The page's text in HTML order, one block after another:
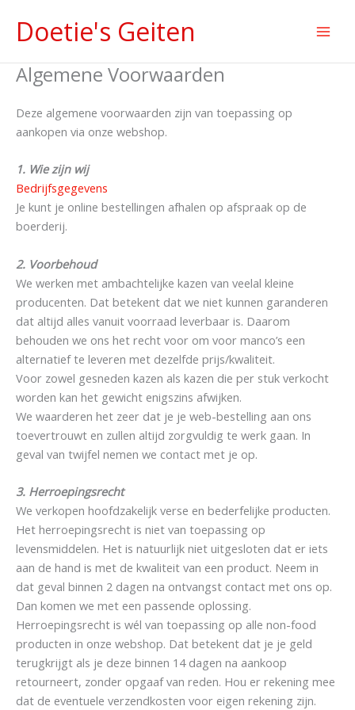
naar
inhoud
Doetie's Geiten
Algemene Voorwaarden
Deze algemene voorwaarden zijn van toepassing op
aankopen via onze webshop.
1. Wie zijn wij
Bedrijfsgegevens
Je kunt je online bestellingen afhalen op afspraak op de
boerderij.
2. Voorbehoud
We werken met ambachtelijke kazen van veelal kleine
producenten. Dat betekent dat we niet kunnen garanderen
dat altijd alles vanuit voorraad leverbaar is. Daarom
behouden we ons het recht voor om voor manco’s een
alternatief te leveren met dezelfde prijs/kwaliteit.
Voor zowel gesneden kazen als kazen die per stuk verkocht
worden kan het gewicht enigszins afwijken.
We waarderen het zeer dat je je web-bestelling aan ons
toevertrouwt en zullen altijd zorgvuldig te werk gaan. In
geval van twijfel nemen we contact met je op.
3. Herroepingsrecht
We verkopen hoofdzakelijk verse en bederfelijke producten.
Het herroepingsrecht is niet van toepassing op
levensmiddelen. Het is natuurlijk niet uitgesloten dat er iets
aan de hand is met de kwaliteit van een product. Neem in
dat geval binnen 2 dagen na ontvangst contact met ons op.
Dan komen we met een passende oplossing.
Herroepingsrecht is wél van toepassing op alle non-food
producten in onze webshop. Dat betekent dat je je geld
terugkrijgt als je deze binnen 14 dagen na aankoop
retourneert, zonder opgaaf van reden. Hou er rekening mee
dat de eventuele verzendkosten voor eigen rekening zijn.